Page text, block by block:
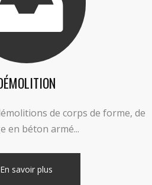
de corps de forme, de
en béton armé...
En savoir plus